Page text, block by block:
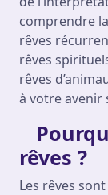
comprendre
rêves
rêves
rêves
à votre avenir
rêves ?
Les rêves